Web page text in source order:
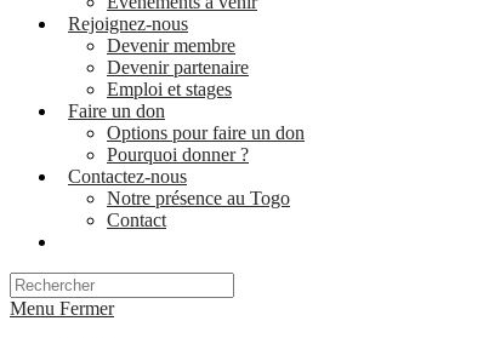
Rejoignez-nous
Devenir membre
Devenir partenaire
Emploi et stages
Faire un don
Options pour faire un don
Pourquoi donner ?
Contactez-nous
Notre présence au Togo
Contact
Menu Fermer